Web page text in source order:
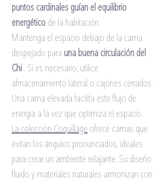
puntos cardinales guían el equilibrio
energético de la habitación.
Mantenga el espacio debajo de la cama
despejado para una buena circulación del
Chi . Si es necesario, utilice
almacenamiento lateral o cajones cerrados.
Una cama elevada facilita este flujo de
energía a la vez que optimiza el espacio.
La colección Coquillage ofrece camas que
evitan los ángulos pronunciados, ideales
para crear un ambiente relajante. Su diseño
fluido y materiales naturales armonizan con